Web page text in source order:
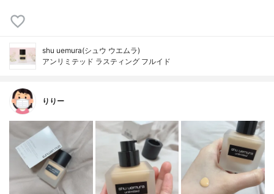
shu uemura(シュウ ウエムラ)
アンリミテッド ラスティング フルイド
りりー